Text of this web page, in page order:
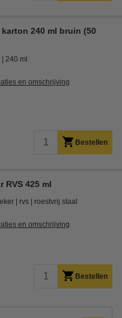
240 ml bruin (50
240 ml
en omschrijving
Bestellen
RVS 425 ml
rvs roestvrij staal
en omschrijving
Bestellen